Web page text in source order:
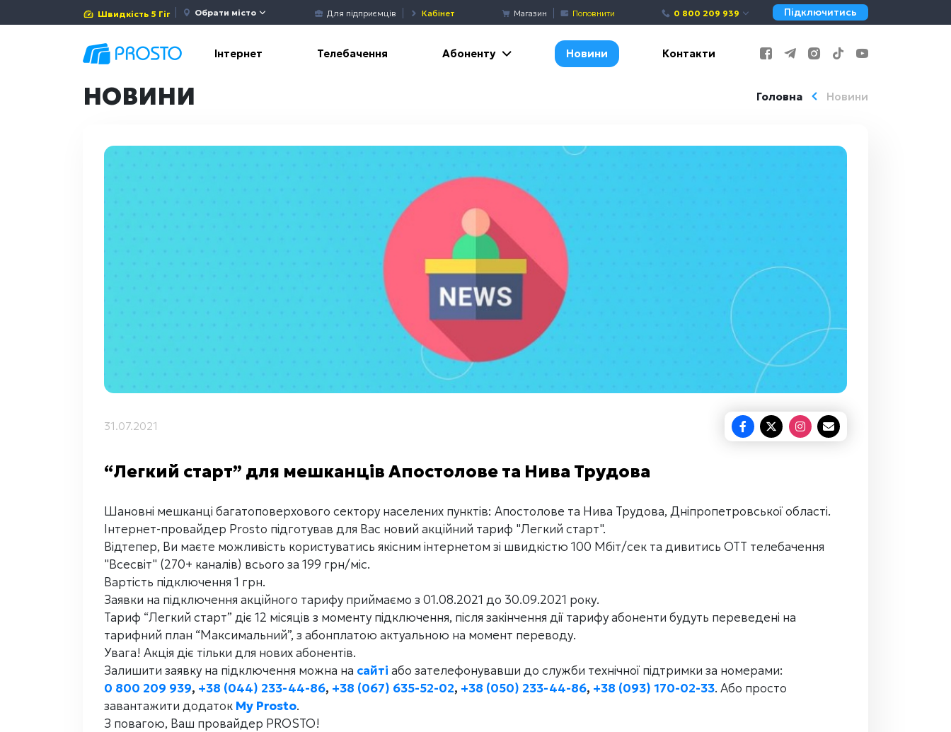
Швидкість 5 Гіг Обрати місто Для підприємців Кабінет Магазин Поповнити 0 800 209 939 Підключитись
Інтернет Телебачення Абоненту Новини Контакти
Головна Новини
НОВИНИ
31.07.2021
“Легкий старт” для мешканців Апостолове та Нива Трудова
Шановні мешканці багатоповерхового сектору населених пунктів: Апостолове та Нива Трудова, Дніпропетровської області.
Інтернет-провайдер Prosto підготував для Вас новий акційний тариф "Легкий старт".
Відтепер, Ви маєте можливість користуватись якісним інтернетом зі швидкістю 100 Мбіт/сек та дивитись ОТТ телебачення
"Всесвіт" (270+ каналів) всього за 199 грн/міс.
Вартість підключення 1 грн.
Заявки на підключення акційного тарифу приймаємо з 01.08.2021 до 30.09.2021 року.
Тариф “Легкий старт” діє 12 місяців з моменту підключення, після закінчення дії тарифу абоненти будуть переведені на
тарифний план “Максимальний”, з абонплатою актуальною на момент переводу.
Увага! Акція діє тільки для нових абонентів.
Залишити заявку на підключення можна на сайті або зателефонувавши до служби технічної підтримки за номерами:
0 800 209 939, +38 (044) 233-44-86, +38 (067) 635-52-02, +38 (050) 233-44-86, +38 (093) 170-02-33. Або просто
завантажити додаток My Prosto.
З повагою, Ваш провайдер PROSTO!